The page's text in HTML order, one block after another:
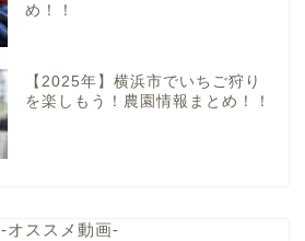
め！！
【2025年】横浜市でいちご狩り
を楽しもう！農園情報まとめ！！
-オススメ動画-